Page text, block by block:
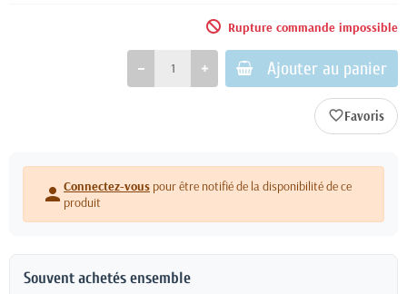
Rupture commande impossible
Ajouter au panier
favorite_border
person Connectez-vous pour être notifié de la disponibilité de ce
produit
Souvent achetés ensemble